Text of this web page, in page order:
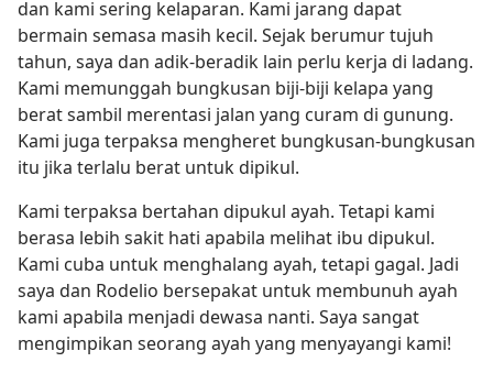
dan kami sering kelaparan. Kami jarang dapat
bermain semasa masih kecil. Sejak berumur tujuh
tahun, saya dan adik-beradik lain perlu kerja di ladang.
Kami memunggah bungkusan biji-biji kelapa yang
berat sambil merentasi jalan yang curam di gunung.
Kami juga terpaksa mengheret bungkusan-bungkusan
itu jika terlalu berat untuk dipikul.
Kami terpaksa bertahan dipukul ayah. Tetapi kami
berasa lebih sakit hati apabila melihat ibu dipukul.
Kami cuba untuk menghalang ayah, tetapi gagal. Jadi
saya dan Rodelio bersepakat untuk membunuh ayah
kami apabila menjadi dewasa nanti. Saya sangat
mengimpikan seorang ayah yang menyayangi kami!